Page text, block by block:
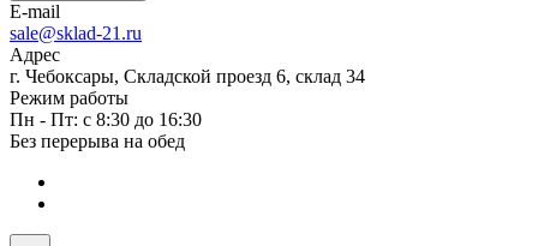
E-mail
sale@sklad-21.ru
Адрес
г. Чебоксары, Складской проезд 6, склад 34
Режим работы
Пн - Пт: с 8:30 до 16:30
Без перерыва на обед